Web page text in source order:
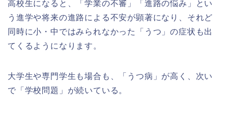
高校生になると、「学業の不審」「進路の悩み」とい
う進学や将来の進路による不安が顕著になり、それど
同時に小・中ではみられなかった「うつ」の症状も出
てくるようになります。
大学生や専門学生も場合も、「うつ病」が高く、次い
で「学校問題」が続いている。